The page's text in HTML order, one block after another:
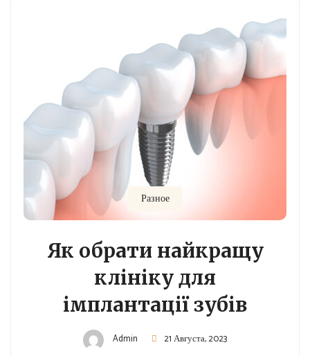
Разное
Як обрати найкращу
клініку для
імплантації зубів
Admin 21 Августа, 2023